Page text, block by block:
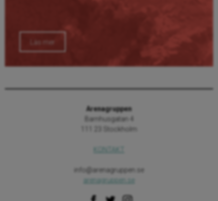
Läs mer
Arenagruppen
Barnhusgatan 4
111 23 Stockholm
info@arenagruppen.se
arenagruppen.se